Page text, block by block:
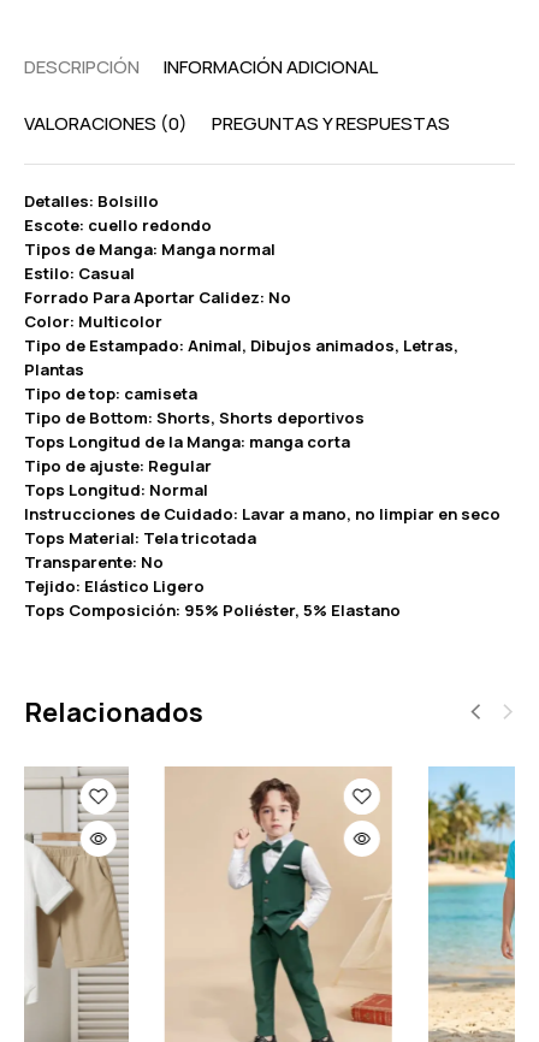
DESCRIPCIÓN INFORMACIÓN ADICIONAL
VALORACIONES (0) PREGUNTAS Y RESPUESTAS
Detalles: Bolsillo
Escote: cuello redondo
Tipos de Manga: Manga normal
Estilo: Casual
Forrado Para Aportar Calidez: No
Color: Multicolor
Tipo de Estampado: Animal, Dibujos animados, Letras,
Plantas
Tipo de top: camiseta
Tipo de Bottom: Shorts, Shorts deportivos
Tops Longitud de la Manga: manga corta
Tipo de ajuste: Regular
Tops Longitud: Normal
Instrucciones de Cuidado: Lavar a mano, no limpiar en seco
Tops Material: Tela tricotada
Transparente: No
Tejido: Elástico Ligero
Tops Composición: 95% Poliéster, 5% Elastano
Relacionados